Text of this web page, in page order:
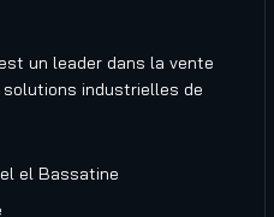
un leader dans la vente
industrielles de
el Bassatine